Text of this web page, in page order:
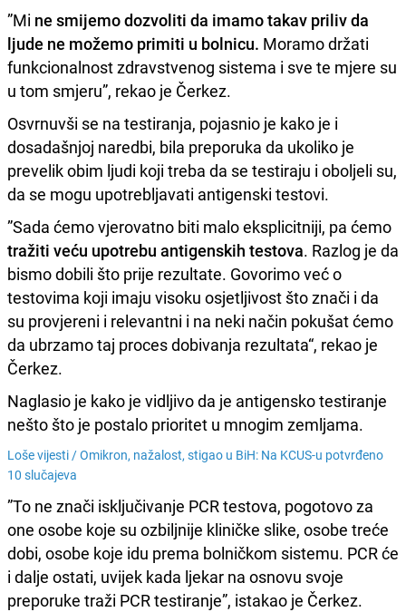
”Mi ne smijemo dozvoliti da imamo takav priliv da
ljude ne možemo primiti u bolnicu. Moramo držati
funkcionalnost zdravstvenog sistema i sve te mjere su
u tom smjeru”, rekao je Čerkez.
Osvrnuvši se na testiranja, pojasnio je kako je i
dosadašnjoj naredbi, bila preporuka da ukoliko je
prevelik obim ljudi koji treba da se testiraju i oboljeli su,
da se mogu upotrebljavati antigenski testovi.
”Sada ćemo vjerovatno biti malo eksplicitniji, pa ćemo
tražiti veću upotrebu antigenskih testova. Razlog je da
bismo dobili što prije rezultate. Govorimo već o
testovima koji imaju visoku osjetljivost što znači i da
su provjereni i relevantni i na neki način pokušat ćemo
da ubrzamo taj proces dobivanja rezultata“, rekao je
Čerkez.
Naglasio je kako je vidljivo da je antigensko testiranje
nešto što je postalo prioritet u mnogim zemljama.
Loše vijesti /Omikron, nažalost, stigao u BiH: Na KCUS-u potvrđeno
10 slučajeva
”To ne znači isključivanje PCR testova, pogotovo za
one osobe koje su ozbiljnije kliničke slike, osobe treće
dobi, osobe koje idu prema bolničkom sistemu. PCR će
i dalje ostati, uvijek kada ljekar na osnovu svoje
preporuke traži PCR testiranje”, istakao je Čerkez.